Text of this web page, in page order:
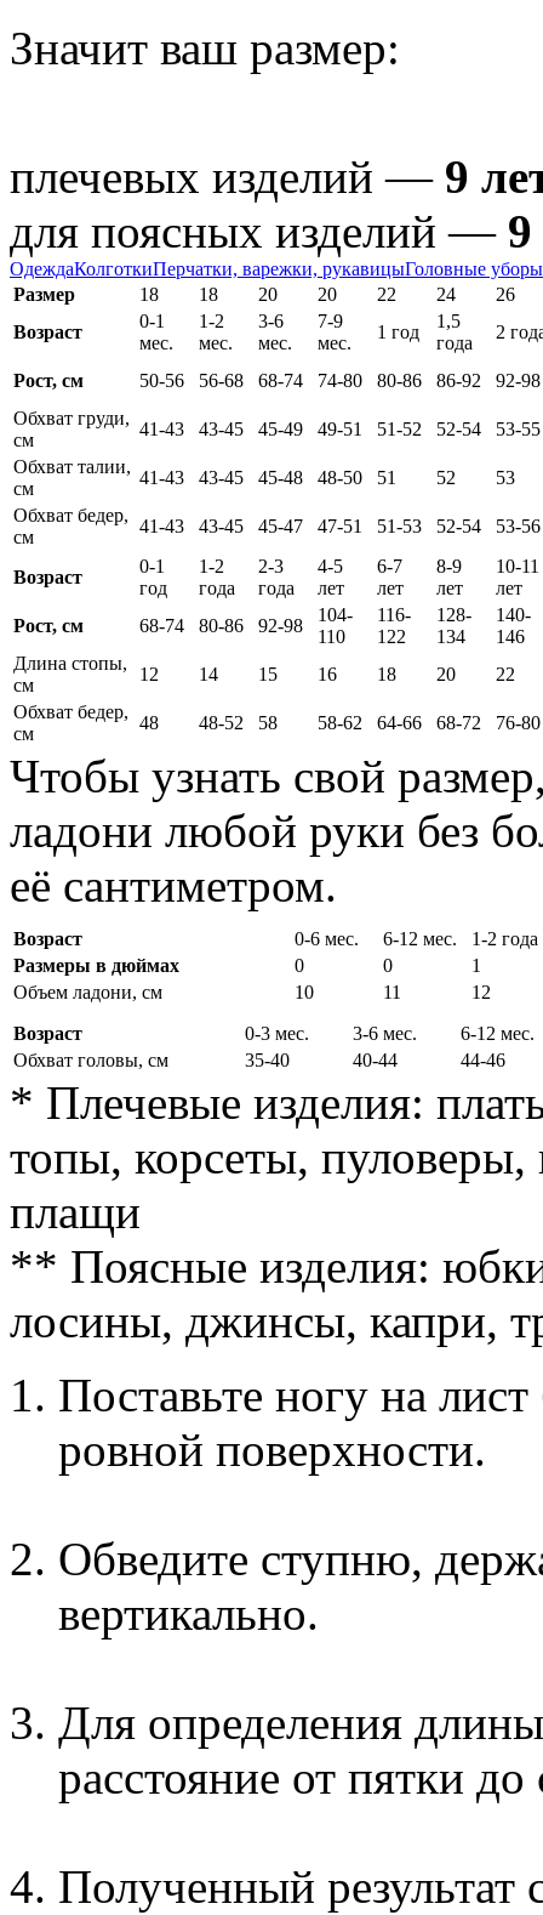
Значит ваш размер:
плечевых изделий — 9
для поясных изделий — 9
ОдеждаКолготкиПерчатки, варежки, рукавицыГоловные уборы
Размер
18 18 20 20 22 24
26
Возраст
0-1
мес.
1-2
мес.
3-6
мес.
7-9
мес.
1 год
1,5
года
2
Рост, см 50-56 56-68 68-74 74-80 80-86 86-92
92-98
Обхват груди,
см
41-43 43-45 45-49 49-51 51-52 52-54
53-55
Обхват талии,
см
41-43 43-45 45-48 48-50 51 52
53
Обхват бедер,
см
41-43 43-45 45-47 47-51 51-53 52-54 53-56
Возраст
0-1
год
1-2
года
2-3
года
4-5
лет
6-7
лет
8-9
лет
10-11
лет
Рост, см
68-74 80-86 92-98
104-
110
116-
122
128-
134
140-
146
Длина стопы,
см
12 14 15 16 18 20
22
Обхват бедер,
см
48 48-52 58 58-62 64-66 68-72 76-80
Чтобы узнать свой
ладони любой руки без
её сантиметром.
Возраст 0-6 мес. 6-12 мес.
1-2 года
Размеры в дюймах
0 0
1
Объем ладони, см
10 11
12
Возраст
0-3 мес. 3-6 мес.
6-12 мес.
Обхват головы, см
35-40 40-44 44-46
* Плечевые изделия:
топы, корсеты,
плащи
** Поясные изделия:
лосины, джинсы, капри,
Поставьте ногу на
ровной поверхности.
Обведите ступню,
вертикально.
Для определения
расстояние от пятки
Полученный результат